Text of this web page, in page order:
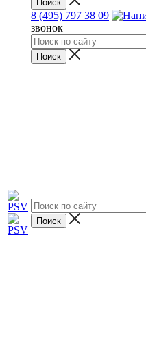
8 (495) 797 38 09
звонок